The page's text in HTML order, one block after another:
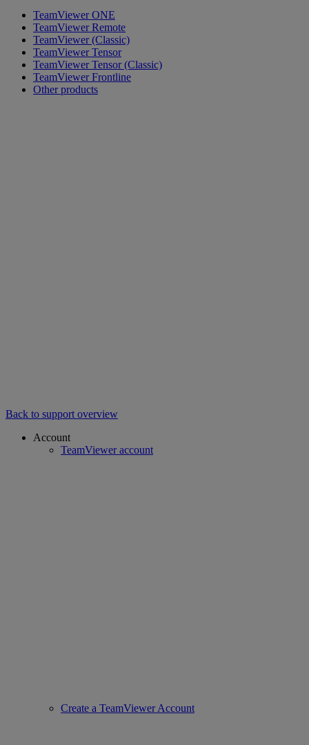
TeamViewer ONE
TeamViewer Remote
TeamViewer (Classic)
TeamViewer Tensor
TeamViewer Tensor (Classic)
TeamViewer Frontline
Other products
Back to support overview
Account
TeamViewer account
Create a TeamViewer Account